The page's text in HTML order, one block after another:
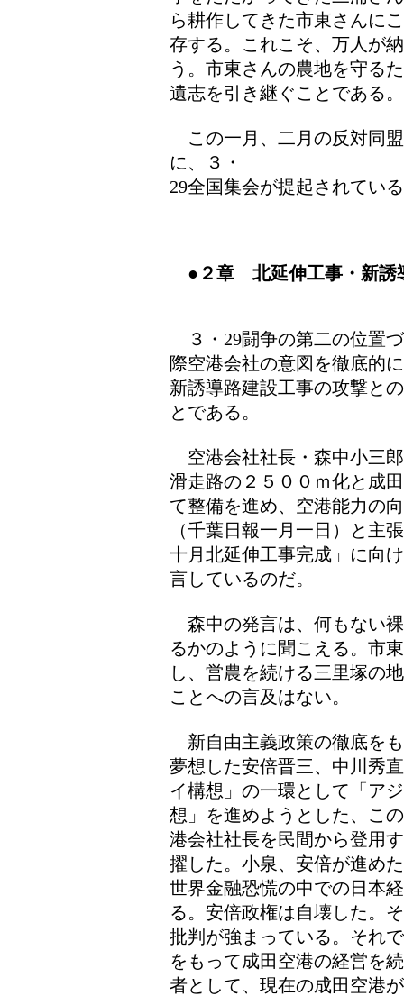
ら耕作してきた市東さんに
存する。これこそ、万人が
う。市東さんの農地を守る
遺志を引き継ぐことである。
この一月、二月の反対同
に、３・
29全国集会が提起されてい
●２章 北延伸工事・新誘
３・29闘争の第二の位置
際空港会社の意図を徹底的
新誘導路建設工事の攻撃と
とである。
空港会社社長・森中小三
滑走路の２５００ｍ化と成
て整備を進め、空港能力の
（千葉日報一月一日）と主
十月北延伸工事完成」に向
言しているのだ。
森中の発言は、何もない
るかのように聞こえる。市
し、営農を続ける三里塚の
ことへの言及はない。
新自由主義政策の徹底を
夢想した安倍晋三、中川秀
イ構想」の一環として「ア
想」を進めようとした、こ
港会社社長を民間から登用
擢した。小泉、安倍が進め
世界金融恐慌の中での日本
る。安倍政権は自壊した。
批判が強まっている。それ
をもって成田空港の経営を
者として、現在の成田空港